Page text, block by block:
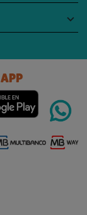
keyboard_arrow_down